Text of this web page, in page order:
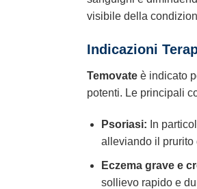
visibile della
Indicazioni
Temovate è indicato
potenti. Le principali
Psoriasi: In
alleviando il prurito
Eczema grave e
sollievo rapido e